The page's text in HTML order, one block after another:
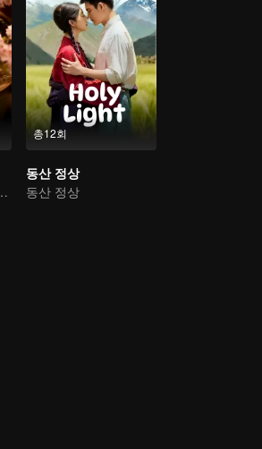
게 풀 수 없다
총12회
동산 정상
동산 정상